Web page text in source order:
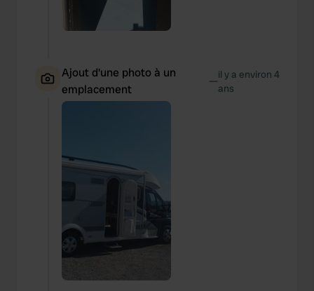
Ajout d'une photo à un
emplacement
—il y a environ 4
ans